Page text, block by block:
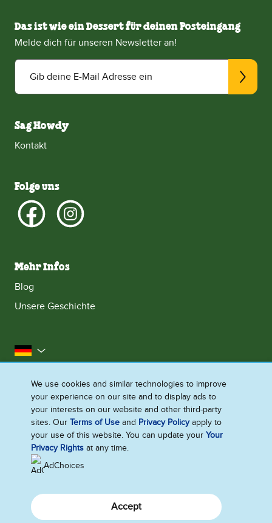
Das ist wie ein Dessert für deinen Posteingang
Melde dich für unseren Newsletter an!
Gib deine E-Mail Adresse ein
Sag Howdy
Kontakt
Folge uns
Mehr Infos
Blog
Unsere Geschichte
Deutschland
Impressum
Datenschutzhinweis
Rechtliches
Cookie-Informationen
Barrierefreiheit
Kontakt
Sitemap
Cookie-Einstellungen
We use cookies and similar technologies to improve
your experience on our site and to display ads to
your interests on our website and other third-party
sites. OurTerms of Use and Privacy Policyapply to
your use of this website. You can update yourYour
Privacy Rights at any time.
AdChoices
Accept